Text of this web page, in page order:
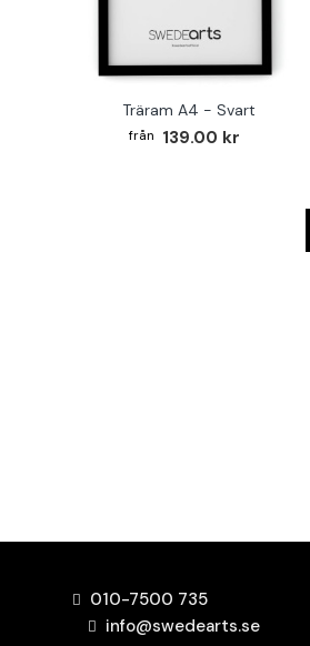
Träram A4 - Svart
139.00 kr
010-7500 735
info@swedearts.se